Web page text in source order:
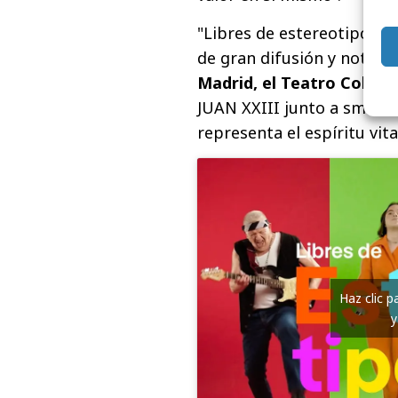
"Libres de estereotipos"
de gran difusión y
Madrid, el Teatro
JUAN XXIII junto a
representa el espíritu
Haz clic